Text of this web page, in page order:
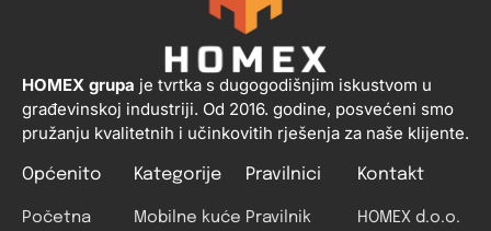
HOMEX grupa je tvrtka s dugogodišnjim iskustvom u
građevinskoj industriji. Od 2016. godine, posvećeni smo
pružanju kvalitetnih i učinkovitih rješenja za naše klijente.
Općenito
Početna
Kategorije
Mobilne kuće
Pravilnici
Pravilnik
Kontakt
HOMEX d.o.o.